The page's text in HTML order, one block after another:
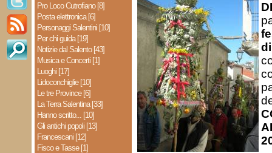
Pro Loco Cutrofiano [8]
Posta elettronica [6]
Personaggi Salentini [10]
Per chi guida [19]
Notizie dal Salento [43]
Musica e Concerti [1]
Luoghi [17]
Lidoconchiglie [10]
Le tre Province [6]
La Terra Salentina [33]
Hanno scritto... [10]
Gli antichi popoli [13]
Francescani [12]
Fisco e Tasse [1]